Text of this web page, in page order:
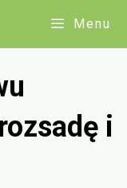
Menu
i